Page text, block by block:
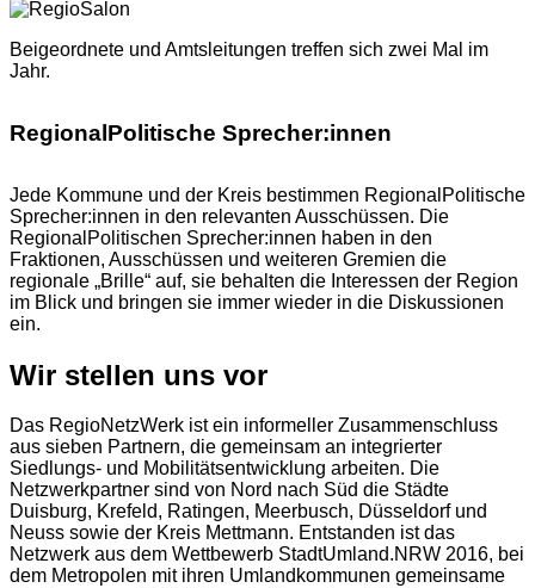
Beigeordnete und Amtsleitungen treffen sich zwei Mal im
Jahr.
RegionalPolitische Sprecher:innen
Jede Kommune und der Kreis bestimmen RegionalPolitische
Sprecher:innen in den relevanten Ausschüssen. Die
RegionalPolitischen Sprecher:innen haben in den
Fraktionen, Ausschüssen und weiteren Gremien die
regionale „Brille“ auf, sie behalten die Interessen der Region
im Blick und bringen sie immer wieder in die Diskussionen
ein.
Wir stellen uns vor
Das RegioNetzWerk ist ein informeller Zusammenschluss
aus sieben Partnern, die gemeinsam an integrierter
Siedlungs- und Mobilitätsentwicklung arbeiten. Die
Netzwerkpartner sind von Nord nach Süd die Städte
Duisburg, Krefeld, Ratingen, Meerbusch, Düsseldorf und
Neuss sowie der Kreis Mettmann. Entstanden ist das
Netzwerk aus dem Wettbewerb StadtUmland.NRW 2016, bei
dem Metropolen mit ihren Umlandkommunen gemeinsame